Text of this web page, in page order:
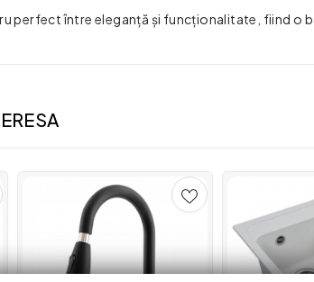
perfect între eleganță și funcționalitate, fiind o